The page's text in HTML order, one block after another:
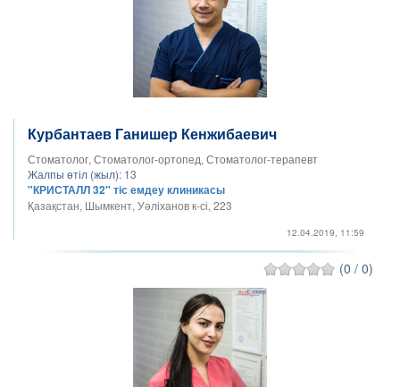
Курбантаев Ганишер Кенжибаевич
Стоматолог, Стоматолог-ортопед, Стоматолог-терапевт
Жалпы өтіл (жыл): 13
"КРИСТАЛЛ 32" тіс емдеу клиникасы
Қазақстан, Шымкент, Уәліханов к-сі, 223
12.04.2019, 11:59
(0 / 0)